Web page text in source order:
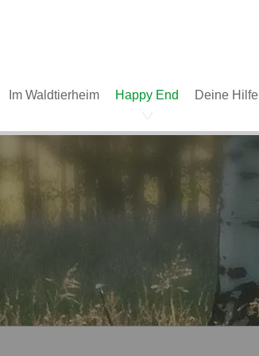
Im Waldtierheim Happy End Deine Hilfe